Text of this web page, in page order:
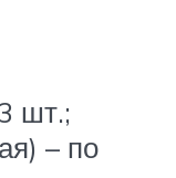
шт.;
– по